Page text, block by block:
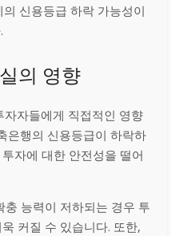
신용등급 하락 가능성이
의 영향
자자들에게 직접적인 영향
은행의 신용등급이 하락하
자에 대한 안전성을 떨어
능력이 저하되는 경우 투
커질 수 있습니다. 또한,